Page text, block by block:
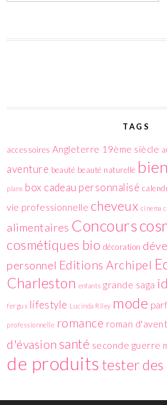
TAGS
accessoires Angleterre 19ème siècle
aventure beauté beauté naturelle
plans box cadeau personnalisé
vie professionnelle cheveux cinema
alimentaires Concours
cosmétiques bio décoration
personnel Editions Archipel
Charleston enfants grande saga
fergus lifestyle Lucinda Riley mode
professionnelle romance roman
d'évasion santé seconde guerre
de produits tester